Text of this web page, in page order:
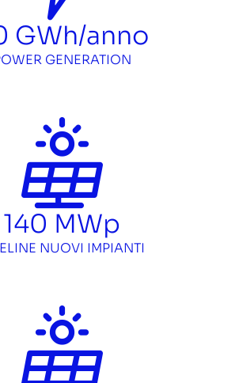
GWh/anno
GENERATION
140 MWp
NUOVI IMPIANTI